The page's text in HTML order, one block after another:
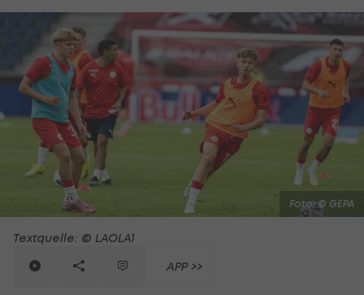
Foto: © GEPA
Textquelle: © LAOLA1
APP >>